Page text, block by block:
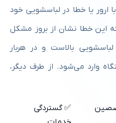
ارور یا خطا در لباسشویی خود
این خطا نشان از بروز مشکل
بالاست و در هربار
وارد می‌شود. از طرف دیگر،
✅ گستردگی